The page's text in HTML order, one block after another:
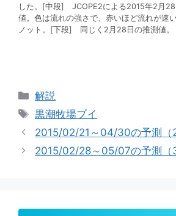
した。[中段] JCOPE2による2015年2月28
値。色は流れの強さで、赤いほど流れが速
ノット。[下段] 同じく2月28日の推測値。
カ
テ
リ
ー
解説
タ
グ
黒潮牧場ブイ
2015/02/21～04/30の予測（
2015/02/28～05/07の予測（